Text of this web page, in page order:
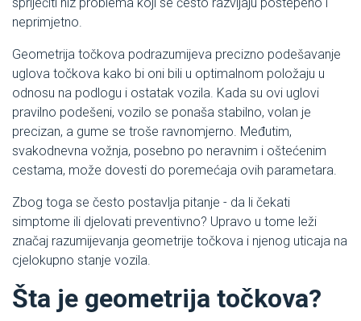
spriječiti niz problema koji se često razvijaju postepeno i
neprimjetno.
Geometrija točkova podrazumijeva precizno podešavanje
uglova točkova kako bi oni bili u optimalnom položaju u
odnosu na podlogu i ostatak vozila. Kada su ovi uglovi
pravilno podešeni, vozilo se ponaša stabilno, volan je
precizan, a gume se troše ravnomjerno. Međutim,
svakodnevna vožnja, posebno po neravnim i oštećenim
cestama, može dovesti do poremećaja ovih parametara.
Zbog toga se često postavlja pitanje - da li čekati
simptome ili djelovati preventivno? Upravo u tome leži
značaj razumijevanja geometrije točkova i njenog uticaja na
cjelokupno stanje vozila.
Šta je geometrija točkova?